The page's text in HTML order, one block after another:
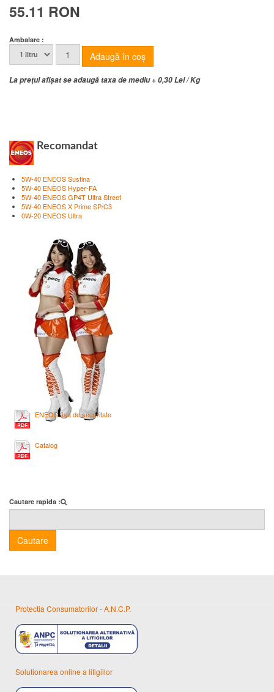
55.11 RON
Ambalare :
La prețul afișat se adaugă taxa de mediu + 0,30 Lei / Kg
Recomandat
5W-40 ENEOS Sustina
5W-40 ENEOS Hyper-FA
5W-40 ENEOS GP4T Ultra Street
5W-40 ENEOS X Prime SP/C3
0W-20 ENEOS Ultra
ENEOS fisa de securitate
Catalog
Cautare rapida :
Cautare
Protectia Consumatorilor - A.N.C.P.
Solutionarea online a litigiilor